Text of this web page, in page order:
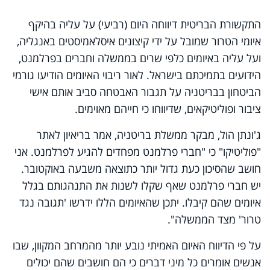
התקשורת הבריטית דיווחה היום (רביעי) על עליה בהיקף
איומי הטרור שמובל על ידי קיצונים איסלאמיסטים באנגליה,
ועל עליה באיומים כלפי שרים בממשלה וחברים בפרלמנט,
הידועים בתמיכתם בישראל. לאור ריבוי האיומים הודיעו גורמי
הביטחון בבריטניה על תגבור האבטחה סביב אותם אישי
ציבור ופוליטיקאים, שדיווחו כי חייהם מאוימים.
ג'ונתן הול, מבקר ממשלת בריטניה, אמר בריאיון לאתר
"פוליטיקו" כי "חברי פרלמנט מפחדים להגיע לפרלמנט. אני
חושב שהסיכון כעת גדול יותר כתוצאה משבעה באוקטובר.
יש חברי פרלמנט שאף שקלו לשנות את התנהגותם בגלל
איומים שהם קיבלו. יתכן שהאיומים הללו ידרשו 'תגובה נגד
טרור' מצד הממשלה".
על פי הדיווח האיום האמיתי נובע יותר מהמרחב המקוון, שבו
אנשים אומרים כל מיני דברים כי הם חושבים שהם יכולים